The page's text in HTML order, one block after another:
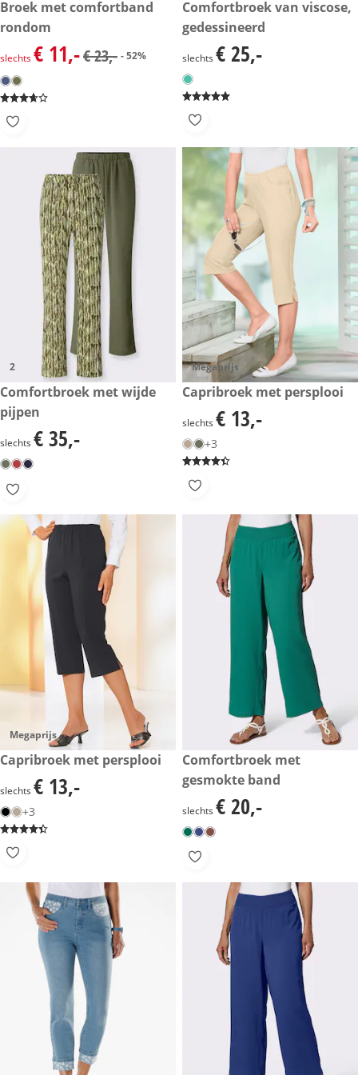
kortingsprijs: € 11,-, vorige prijs: € 23,-
- 52%
Broek met comfortband
rondom
kortingsprijs: € 11,-, vorige prijs: € 23,-
slechts€ 11,-€ 23,- - 52%
€ 25,-
Comfortbroek van viscose,
gedessineerd
€ 25,-
slechts € 25,-
2
€ 35,-
Comfortbroek met wijde
pijpen
€ 35,-
slechts € 35,-
Megaprijs
€ 13,-
Capribroek met persplooi
€ 13,-
slechts € 13,-
+3
Megaprijs
€ 13,-
Capribroek met persplooi
€ 13,-
slechts € 13,-
+3
€ 20,-
Comfortbroek met
gesmokte band
€ 20,-
slechts € 20,-